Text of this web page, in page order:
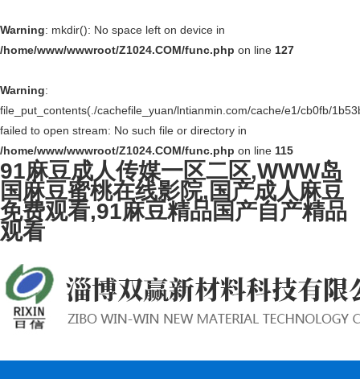
Warning: mkdir(): No space left on device in
/home/www/wwwroot/Z1024.COM/func.php on line 127
Warning:
file_put_contents(./cachefile_yuan/lntianmin.com/cache/e1/cb0fb/
failed to open stream: No such file or directory in
/home/www/wwwroot/Z1024.COM/func.php on line 115
91麻豆成人传媒一区二区,WWW岛
国麻豆蜜桃在线影院,国产成人麻豆
免费观看,91麻豆精品国产自产精品
观看